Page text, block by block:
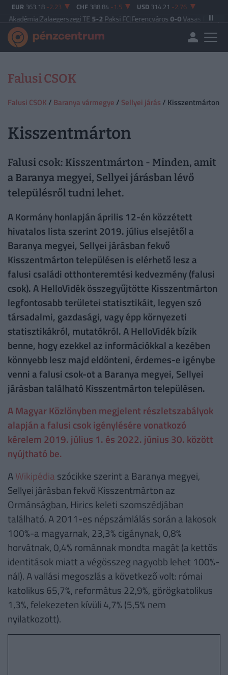
EUR 363.18 -2.23 CHF 388.84 -1.5 USD 314.21 -2.76
|Zalaegerszegi TE5-2Paksi FC|Ferencváros0-0Vasas FC|Győri ETO
Falusi CSOK
Falusi CSOK / Baranya vármegye / Sellyei járás / Kisszentmárton
Kisszentmárton
Falusi csok: Kisszentmárton - Minden, amit
a Baranya megyei, Sellyei járásban lévő
településről tudni lehet.
A Kormány honlapján április 12-én közzétett
hivatalos lista szerint 2019. július elsejétől a
Baranya megyei, Sellyei járásban fekvő
Kisszentmárton településen is elérhető lesz a
falusi családi otthonteremtési kedvezmény (falusi
csok). A HelloVidék összegyűjtötte Kisszentmárton
legfontosabb területei statisztikáit, legyen szó
társadalmi, gazdasági, vagy épp környezeti
statisztikákról, mutatókról. A HelloVidék bízik
benne, hogy ezekkel az információkkal a kezében
könnyebb lesz majd eldönteni, érdemes-e igénybe
venni a falusi csok-ot a Baranya megyei, Sellyei
járásban található Kisszentmárton településen.
A Magyar Közlönyben megjelent részletszabályok
alapján a falusi csok igénylésére vonatkozó
kérelem 2019. július 1. és 2022. június 30. között
nyújtható be.
AWikipédia szócikke szerint a Baranya megyei,
Sellyei járásban fekvő Kisszentmárton az
Ormánságban, Hirics keleti szomszédjában
található. A 2011-es népszámlálás során a lakosok
100%-a magyarnak, 23,3% cigánynak, 0,8%
horvátnak, 0,4% románnak mondta magát (a kettős
identitások miatt a végösszeg nagyobb lehet 100%-
nál). A vallási megoszlás a következő volt: római
katolikus 65,7%, református 22,9%, görögkatolikus
1,3%, felekezeten kívüli 4,7% (5,5% nem
nyilatkozott).